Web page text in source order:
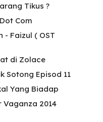
Tikus ?
Com
- Faizul ( OST
di Zolace
Sotong Episod 11
Yang Biadap
2014